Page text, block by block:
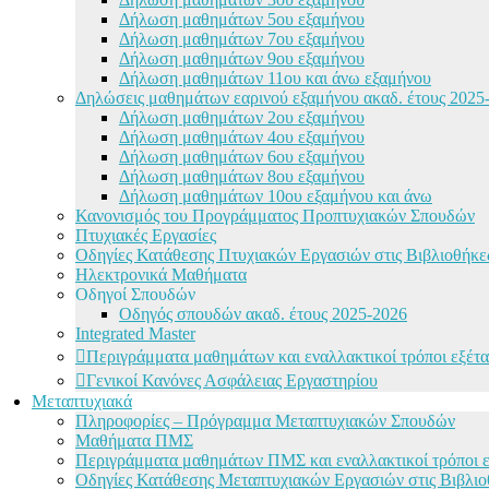
Δήλωση μαθημάτων 5ου εξαμήνου
Δήλωση μαθημάτων 7ου εξαμήνου
Δήλωση μαθημάτων 9ου εξαμήνου
Δήλωση μαθημάτων 11ου και άνω εξαμήνου
Δηλώσεις μαθημάτων εαρινού εξαμήνου ακαδ. έτους
Δήλωση μαθημάτων 2ου εξαμήνου
Δήλωση μαθημάτων 4ου εξαμήνου
Δήλωση μαθημάτων 6ου εξαμήνου
Δήλωση μαθημάτων 8ου εξαμήνου
Δήλωση μαθημάτων 10ου εξαμήνου και άνω
Κανονισμός του Προγράμματος Προπτυχιακών Σπουδών
Πτυχιακές Εργασίες
Οδηγίες Κατάθεσης Πτυχιακών Εργασιών στις
Ηλεκτρονικά Μαθήματα
Οδηγοί Σπουδών
Οδηγός σπουδών ακαδ. έτους 2025-2026
Integrated Master
Περιγράμματα μαθημάτων και εναλλακτικοί τρόποι
Γενικοί Κανόνες Ασφάλειας Εργαστηρίου
Μεταπτυχιακά
Πληροφορίες – Πρόγραμμα Μεταπτυχιακών Σπουδών
Μαθήματα ΠΜΣ
Περιγράμματα μαθημάτων ΠΜΣ και εναλλακτικοί τρόποι
Οδηγίες Κατάθεσης Μεταπτυχιακών Εργασιών στις